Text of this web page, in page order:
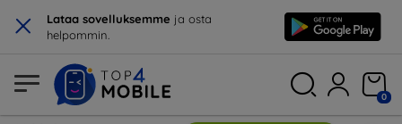
× Lataa sovelluksemme ja osta
helpommin.
0